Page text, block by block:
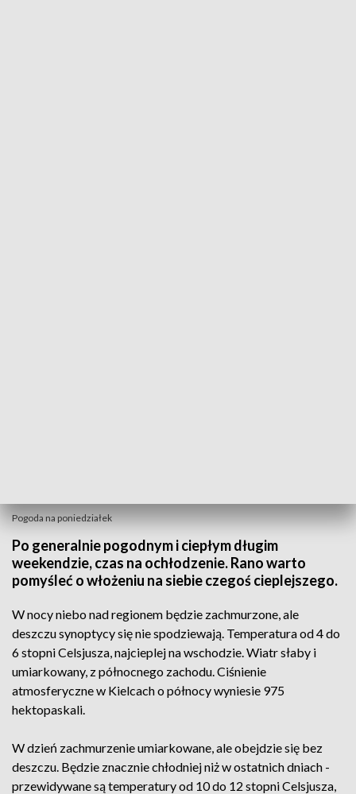
Pogoda na poniedziałek
Po generalnie pogodnym i ciepłym długim
weekendzie, czas na ochłodzenie. Rano warto
pomyśleć o włożeniu na siebie czegoś cieplejszego.
W nocy niebo nad regionem będzie zachmurzone, ale
deszczu synoptycy się nie spodziewają. Temperatura od 4 do
6 stopni Celsjusza, najcieplej na wschodzie. Wiatr słaby i
umiarkowany, z północnego zachodu. Ciśnienie
atmosferyczne w Kielcach o północy wyniesie 975
hektopaskali.
W dzień zachmurzenie umiarkowane, ale obejdzie się bez
deszczu. Będzie znacznie chłodniej niż w ostatnich dniach -
przewidywane są temperatury od 10 do 12 stopni Celsjusza,